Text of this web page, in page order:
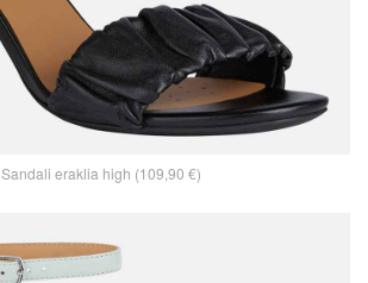
Sandali eraklia high (109,90 €)